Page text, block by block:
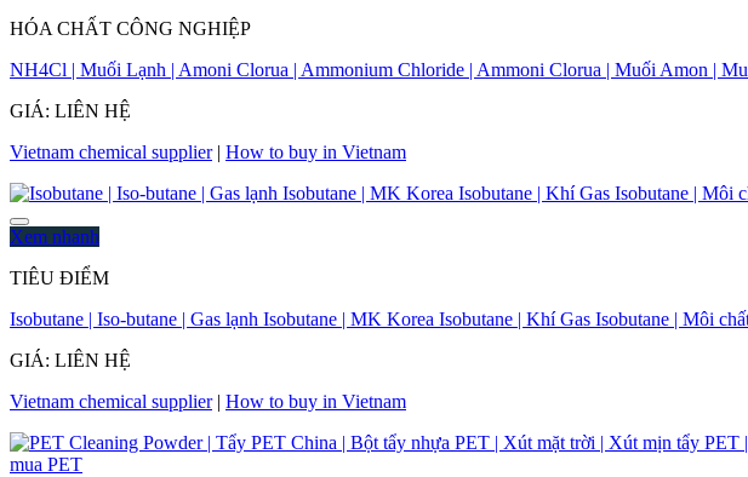
HÓA CHẤT CÔNG NGHIỆP
NH4Cl | Muối Lạnh | Amoni Clorua | Ammonium Chloride | Ammoni Clorua | Muối Amon |
GIÁ: LIÊN HỆ
Vietnam chemical supplier| How to buy in Vietnam
Xem nhanh
TIÊU ĐIỂM
Isobutane | Iso-butane | Gas lạnh Isobutane | MK Korea Isobutane | Khí Gas Isobutane | Môi
GIÁ: LIÊN HỆ
Vietnam chemical supplier| How to buy in Vietnam